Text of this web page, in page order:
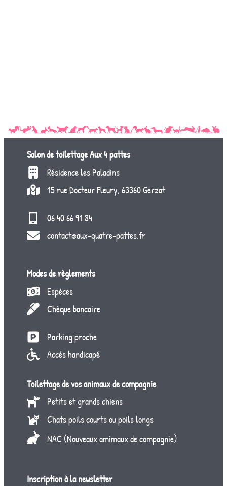
Salon de toilettageAux 4 pattes
Résidence les Paladins
15 rue Docteur Fleury, 63360 Gerzat
06 40 66 91 84
contact@aux-quatre-pattes.fr
Modes de règlements
Espèces
Chèque bancaire
Parking proche
Accés handicapé
Toilettage de vos animaux de compagnie
Petits et grands chiens
Chats poils courts ou poils longs
NAC (Nouveaux amimaux de compagnie)
Inscription à la newsletter